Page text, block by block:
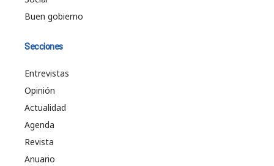
Buen gobierno
Secciones
Entrevistas
Opinión
Actualidad
Agenda
Revista
Anuario